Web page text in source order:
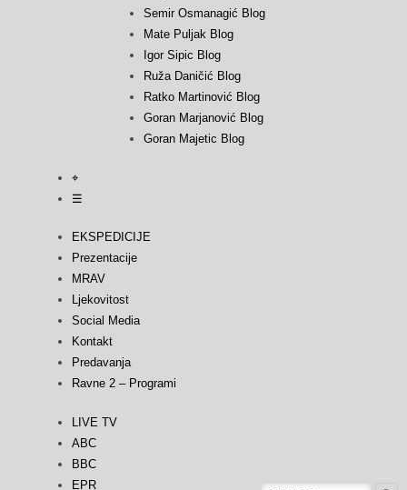
Semir Osmanagić Blog
Mate Puljak Blog
Igor Sipic Blog
Ruža Daničić Blog
Ratko Martinović Blog
Goran Marjanović Blog
Goran Majetic Blog
⌖
☰
EKSPEDICIJE
Prezentacije
MRAV
Ljekovitost
Social Media
Kontakt
Predavanja
Ravne 2 – Programi
LIVE TV
ABC
BBC
EPR